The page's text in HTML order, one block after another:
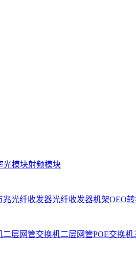
光模块射频模块
兆光纤收发器光纤收发器机架OEO
二层网管交换机二层网管POE交换机